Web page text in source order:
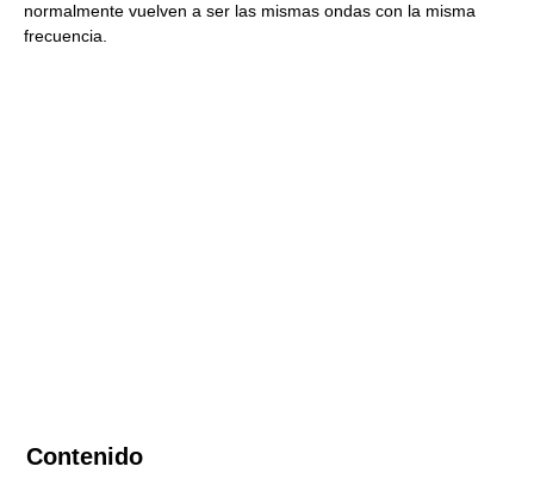
normalmente vuelven a ser las mismas ondas con la misma
frecuencia.
Contenido